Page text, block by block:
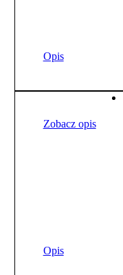
Opis
Zobacz opis
Opis